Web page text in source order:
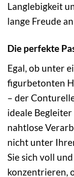
Langlebigkeit
lange Freude
Die perfekte
Egal, ob unter
figurbetonten
– der
ideale
nahtlose
nicht unter
Sie sich voll
konzentrieren,